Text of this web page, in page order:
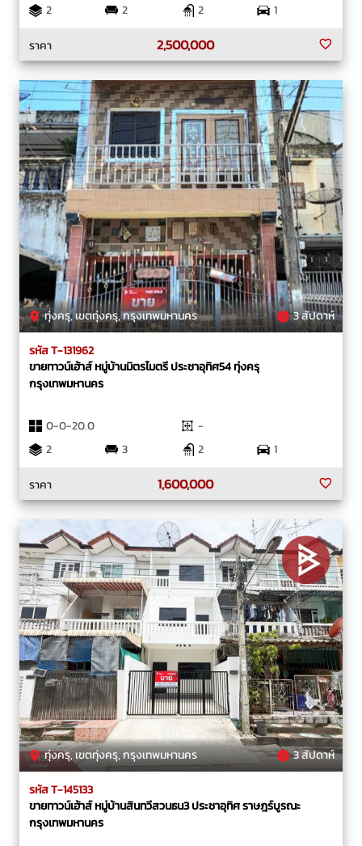
2
2 2
1
ราคา
2,500,000
ทุ่งครุ, เขตทุ่งครุ, กรุงเทพมหานคร 3 สัปดาห์
รหัส T-131962
ขายทาวน์เฮ้าส์ หมู่บ้านมิตรไมตรี ประชาอุทิศ54 ทุ่งครุ
กรุงเทพมหานคร
0-0-20.0
-
2
3 2
1
ราคา
1,600,000
ทุ่งครุ, เขตทุ่งครุ, กรุงเทพมหานคร 3 สัปดาห์
รหัส T-145133
ขายทาวน์เฮ้าส์ หมู่บ้านสินทวีสวนธน3 ประชาอุทิศ ราษฎร์บูรณะ
กรุงเทพมหานคร